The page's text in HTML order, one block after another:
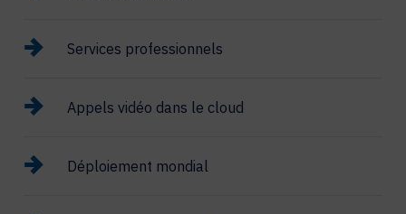
Services professionnels
Appels vidéo dans le cloud
Déploiement mondial